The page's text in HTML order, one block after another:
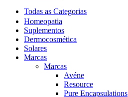
Todas as Categorias
Homeopatia
Suplementos
Dermocosmética
Solares
Marcas
Marcas
Avéne
Resource
Pure Encapsulations